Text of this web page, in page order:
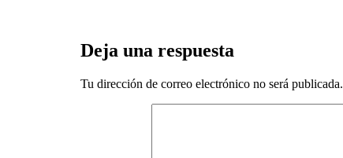
Deja una respuesta
Tu dirección de correo electrónico no será publicada.